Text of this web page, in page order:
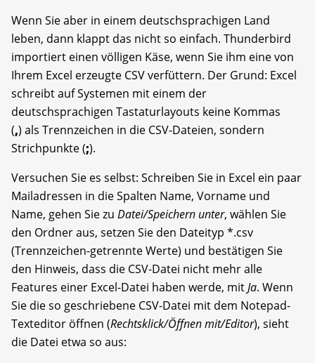
Wenn Sie aber in einem deutschsprachigen Land
leben, dann klappt das nicht so einfach. Thunderbird
importiert einen völligen Käse, wenn Sie ihm eine von
Ihrem Excel erzeugte CSV verfüttern. Der Grund: Excel
schreibt auf Systemen mit einem der
deutschsprachigen Tastaturlayouts keine Kommas
(,) als Trennzeichen in die CSV-Dateien, sondern
Strichpunkte (;).
Versuchen Sie es selbst: Schreiben Sie in Excel ein paar
Mailadressen in die Spalten Name, Vorname und
Name, gehen Sie zu Datei/Speichern unter, wählen Sie
den Ordner aus, setzen Sie den Dateityp *.csv
(Trennzeichen-getrennte Werte) und bestätigen Sie
den Hinweis, dass die CSV-Datei nicht mehr alle
Features einer Excel-Datei haben werde, mitJa. Wenn
Sie die so geschriebene CSV-Datei mit dem Notepad-
Texteditor öffnen (Rechtsklick/Öffnen mit/Editor), sieht
die Datei etwa so aus: